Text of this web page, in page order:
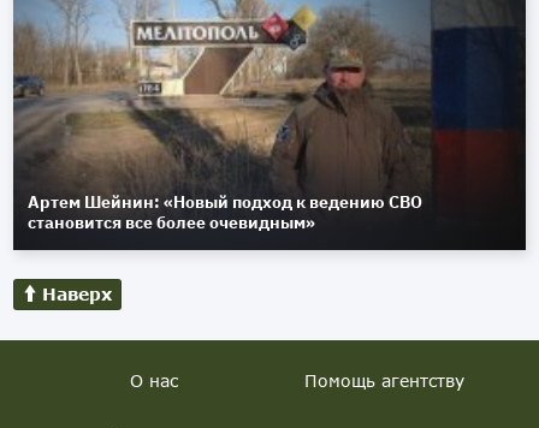
Артем Шейнин: «Новый подход к ведению СВО
становится все более очевидным»
Наверх
О нас Помощь агентству